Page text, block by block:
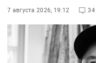
7 августа 2026, 19:12 34